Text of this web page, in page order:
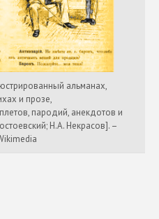
альманах,
и прозе,
пародий, анекдотов и
Н.А. Некрасов]. –